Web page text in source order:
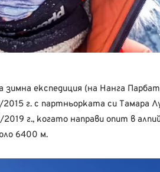
зимна експедиция (на Нанга
г. с партньорката си Тамара
2019 г., когато направи опит в
6400 м.